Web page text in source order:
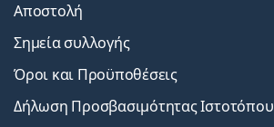
Αποστολή
Σημεία συλλογής
Όροι και Προϋποθέσεις
Δήλωση Προσβασιμότητας Ιστοτόπου